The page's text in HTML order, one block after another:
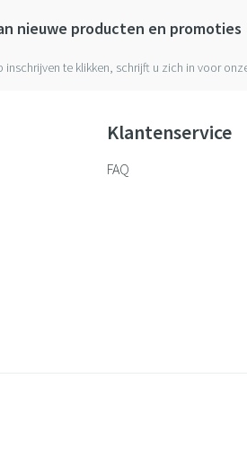
nieuwe producten en promoties
inschrijven te klikken, schrijft u zich in voor
Klantenservice
FAQ